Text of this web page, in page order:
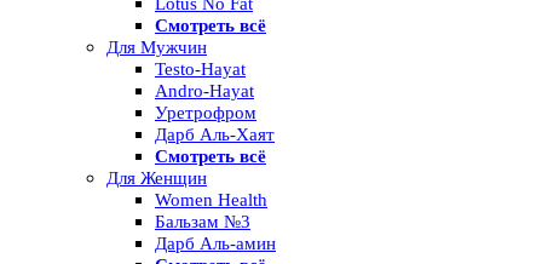
Смотреть всё
Для Мужчин
Testo-Hayat
Andro-Hayat
Уретрофром
Дарб Аль-Хаят
Смотреть всё
Для Женщин
Women Health
Бальзам №3
Дарб Аль-амин